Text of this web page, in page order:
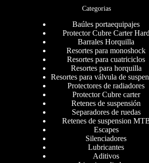
Categorias
Baúles portaequipajes
Protector Cubre Carter Hard
Barrales Horquilla
Resortes para monoshock
Resortes para cuatriciclos
Resortes para horquilla
Resortes para válvula de
Protectores de radiadores
Protector Cubre carter
Retenes de suspensión
Separadores de ruedas
Retenes de suspension
Escapes
Silenciadores
Lubricantes
Aditivos